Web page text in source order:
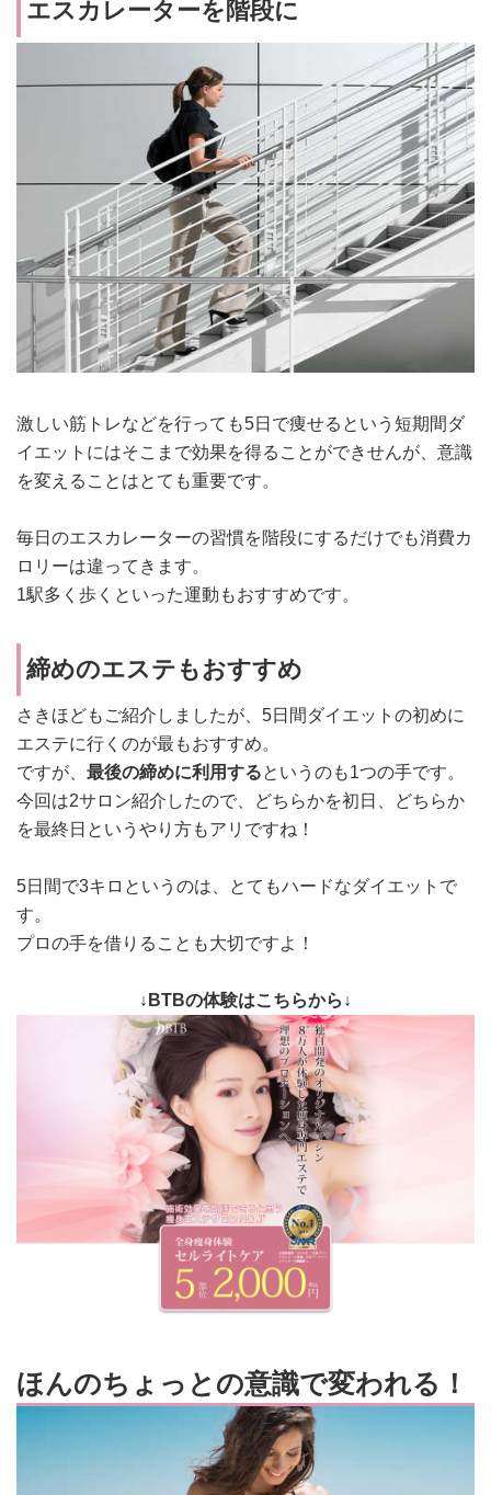
エスカレーターを階段に
激しい筋トレなどを行っても5日で痩せるという短期間ダ
イエットにはそこまで効果を得ることができせんが、意識
を変えることはとても重要です。
毎日のエスカレーターの習慣を階段にするだけでも消費カ
ロリーは違ってきます。
1駅多く歩くといった運動もおすすめです。
締めのエステもおすすめ
さきほどもご紹介しましたが、5日間ダイエットの初めに
エステに行くのが最もおすすめ。
ですが、 最後の締めに利用するというのも1つの手です。
今回は2サロン紹介したので、どちらかを初日、どちらか
を最終日というやり方もアリですね！
5日間で3キロというのは、とてもハードなダイエットで
す。
プロの手を借りることも大切ですよ！
↓BTBの体験はこちらから↓
ほんのちょっとの意識で変われる！